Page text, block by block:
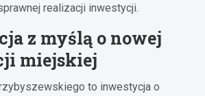
realizacji inwestycji.
z myślą o nowej
miejskiej
to inwestycja o